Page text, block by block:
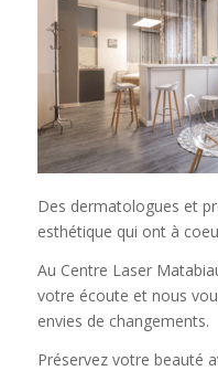
Des dermatologues et
esthétique qui ont à
Au Centre Laser
votre écoute et nous
envies de changements.
Préservez votre beauté